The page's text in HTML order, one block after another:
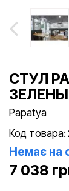
СТУЛ
Papatya
Код товара:
Немає на
7 038